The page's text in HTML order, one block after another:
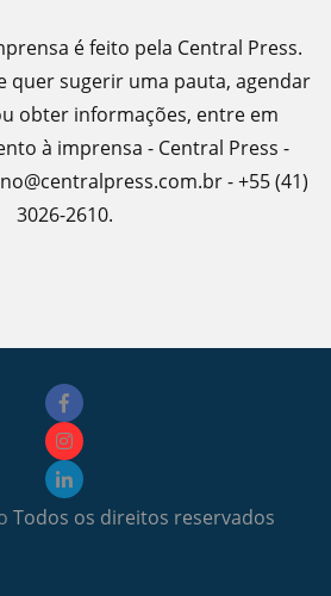
é feito pela Central Press.
quer sugerir uma pauta, agendar
obter informações, entre em
à imprensa - Central Press -
- +55 (41)
3026-2610.
Todos os direitos reservados